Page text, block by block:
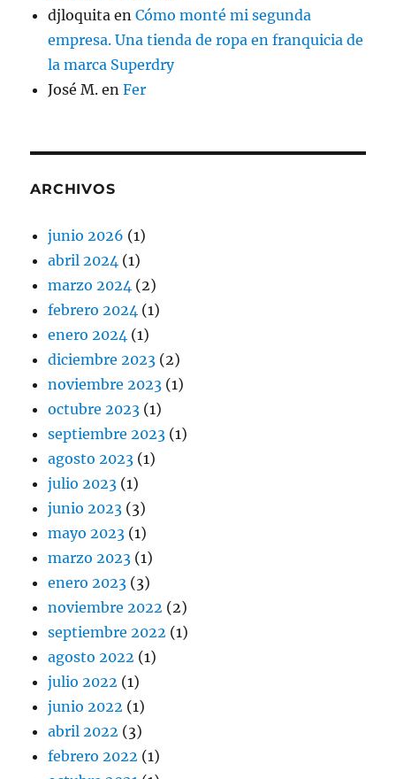
djloquita enCómo monté mi segunda
empresa. Una tienda de ropa en franquicia de
la marca Superdry
José M. enFer
ARCHIVOS
junio 2026 (1)
abril 2024 (1)
marzo 2024 (2)
febrero 2024 (1)
enero 2024 (1)
diciembre 2023 (2)
noviembre 2023 (1)
octubre 2023 (1)
septiembre 2023 (1)
agosto 2023 (1)
julio 2023 (1)
junio 2023 (3)
mayo 2023 (1)
marzo 2023 (1)
enero 2023 (3)
noviembre 2022 (2)
septiembre 2022 (1)
agosto 2022 (1)
julio 2022 (1)
junio 2022 (1)
abril 2022 (3)
febrero 2022 (1)